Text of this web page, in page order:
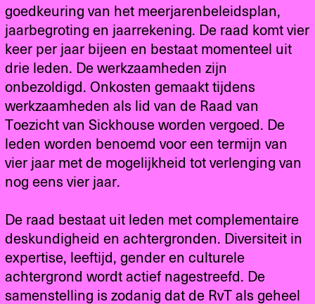
goedkeuring van het meerjarenbeleidsplan,
jaarbegroting en jaarrekening. De raad komt vier
keer per jaar bijeen en bestaat momenteel uit
drie leden. De werkzaamheden zijn
onbezoldigd. Onkosten gemaakt tijdens
werkzaamheden als lid van de Raad van
Toezicht van Sickhouse worden vergoed. De
leden worden benoemd voor een termijn van
vier jaar met de mogelijkheid tot verlenging van
nog eens vier jaar.
De raad bestaat uit leden met complementaire
deskundigheid en achtergronden. Diversiteit in
expertise, leeftijd, gender en culturele
achtergrond wordt actief nagestreefd. De
samenstelling is zodanig dat de RvT als geheel